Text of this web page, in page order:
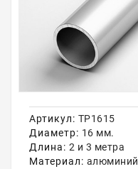
Доставка
Самовывоз
Акции
Артикул: ТР1615
Диаметр: 16 мм.
Длина: 2 и 3 метра
Материал: алюминий